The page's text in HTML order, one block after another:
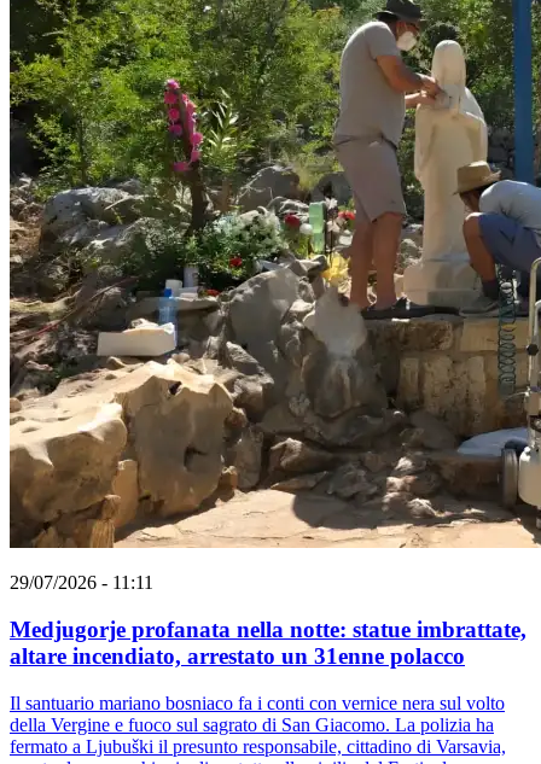
29/07/2026 - 11:11
Medjugorje profanata nella notte: statue imbrattate,
altare incendiato, arrestato un 31enne polacco
Il santuario mariano bosniaco fa i conti con vernice nera sul volto
della Vergine e fuoco sul sagrato di San Giacomo. La polizia ha
fermato a Ljubuški il presunto responsabile, cittadino di Varsavia,